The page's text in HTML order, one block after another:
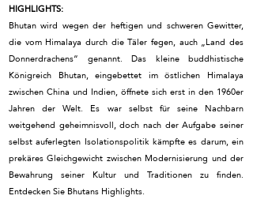
HIGHLIGHTS:
Bhutan wird wegen der heftigen und schweren Gewitter,
die vom Himalaya durch die Täler fegen, auch „Land des
Donnerdrachens“ genannt. Das kleine buddhistische
Königreich Bhutan, eingebettet im östlichen Himalaya
zwischen China und Indien, öffnete sich erst in den 1960er
Jahren der Welt. Es war selbst für seine Nachbarn
weitgehend geheimnisvoll, doch nach der Aufgabe seiner
selbst auferlegten Isolationspolitik kämpfte es darum, ein
prekäres Gleichgewicht zwischen Modernisierung und der
Bewahrung seiner Kultur und Traditionen zu finden.
Entdecken Sie Bhutans Highlights.